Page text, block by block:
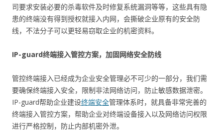
司要求安装必要的杀毒软件及时修复系统漏洞等等，这些具有隐
患的终端没有得到授权就接入内网，会撕破企业原有的安全防
线，不法分子可以更轻易窃取企业的机密资料。
IP-guard终端接入管控方案，加固网络安全防线
管控终端接入已经成为企业安全管理必不可少的一部分，我们需
要确保终端接入安全，限制非法网络访问，防止敏感数据泄密。
IP-guard帮助企业建设终端安全管理体系时，就具备非常完善的
终端接入管控方案，帮助企业对终端设备接入以及网络访问权限
进行严格控制，防止内部机密外泄。